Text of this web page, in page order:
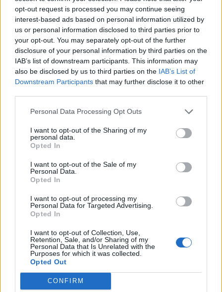
opt-out request is processed you may continue seeing
interest-based ads based on personal information utilized by
us or personal information disclosed to third parties prior to
your opt-out. You may separately opt-out of the further
disclosure of your personal information by third parties on the
IAB’s list of downstream participants. This information may
also be disclosed by us to third parties on the IAB’s List of
Downstream Participants that may further disclose it to other
Personal Data Processing Opt Outs
I want to opt-out of the Sharing of my
personal data.
Opted In
I want to opt-out of the Sale of my
Personal Data.
Opted In
I want to opt-out of processing my
Personal Data for Targeted Advertising.
Opted In
I want to opt-out of Collection, Use,
Retention, Sale, and/or Sharing of my
Personal Data that Is Unrelated with the
Purposes for which it was collected.
Opted Out
CONFIRM
4. Reconnaître ses faiblesses
Une identité fragile peut faire que le regard des autres
devient central. La moindre distance ou différence peut
alors provoquer jalousie ou insécurité. Par exemple, une
personnalités froides, car la dopamine de la lune de miel
la rendait moins attentive aux signaux d’alerte.
5. Construire une relation plus sereine
et sécurisante
Une relation saine n’est pas un feu d’artifice permanent.
Elle doit plutôt être un espace où l’on se sent libre,
respecté, et capable d’être soi-même sans craindre de
perdre l’autre.